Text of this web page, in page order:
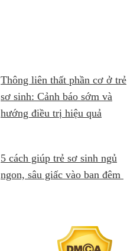
Thông liên thất phần cơ ở trẻ
sơ sinh: Cảnh báo sớm và
hướng điều trị hiệu quả
5 cách giúp trẻ sơ sinh ngủ
ngon, sâu giấc vào ban đêm